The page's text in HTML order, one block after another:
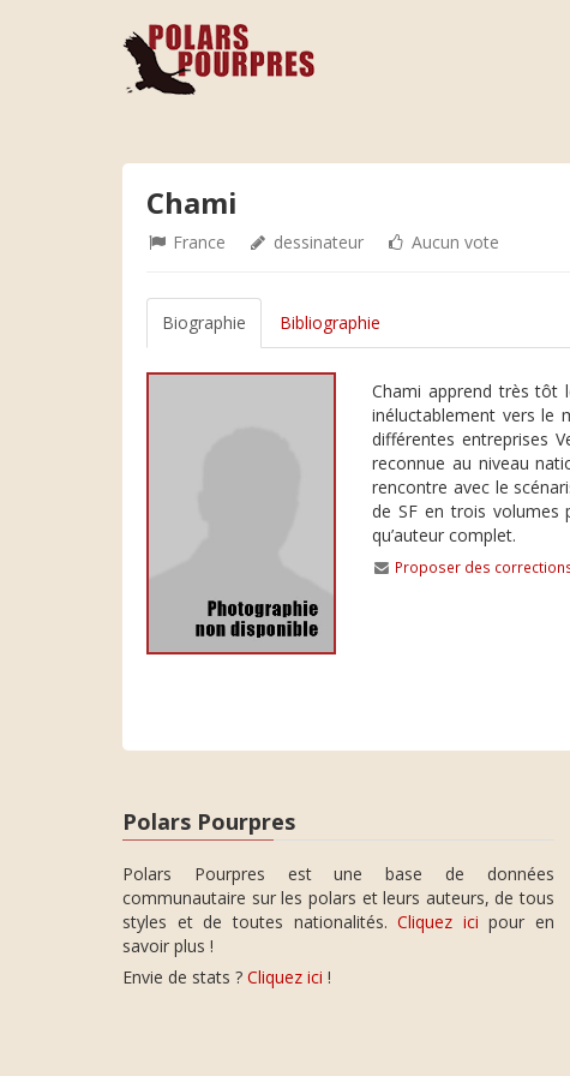
Chami
France dessinateur Aucun vote
Biographie Bibliographie
Chami apprend très tôt
inéluctablement vers le
différentes entreprises
reconnue au niveau
rencontre avec le
de SF en trois volumes
qu’auteur complet.
Proposer des
Polars Pourpres
Polars Pourpres est une base de données
communautaire sur les polars et leurs auteurs, de tous
styles et de toutes nationalités.Cliquez ici pour en
savoir plus !
Envie de stats ? Cliquez ici !